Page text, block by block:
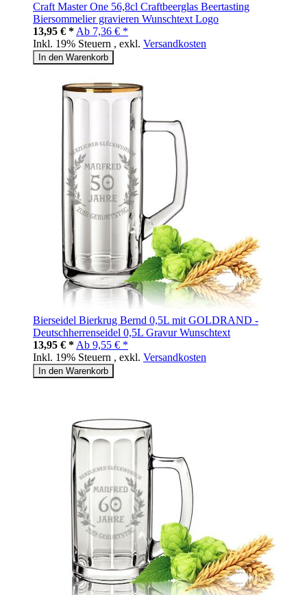
Craft Master One 56,8cl Craftbeerglas Beertasting
Biersommelier gravieren Wunschtext Logo
13,95 € * Ab 7,36 € *
Inkl. 19% Steuern , exkl. Versandkosten
In den Warenkorb
Bierseidel Bierkrug Bernd 0,5L mit GOLDRAND -
Deutschherrenseidel 0,5L Gravur Wunschtext
13,95 € * Ab 9,55 € *
Inkl. 19% Steuern , exkl. Versandkosten
In den Warenkorb